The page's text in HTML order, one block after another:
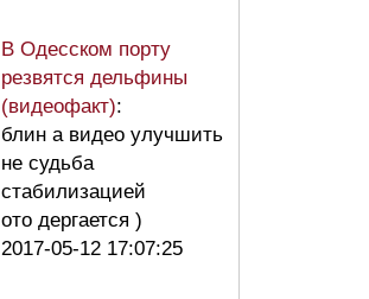
В Одесском порту
резвятся дельфины
(видеофакт):
блин а видео улучшить
не судьба
стабилизацией
ото дергается )
2017-05-12 17:07:25